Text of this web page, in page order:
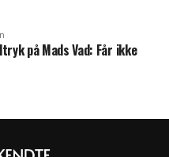
på Mads Vad: Får ikke